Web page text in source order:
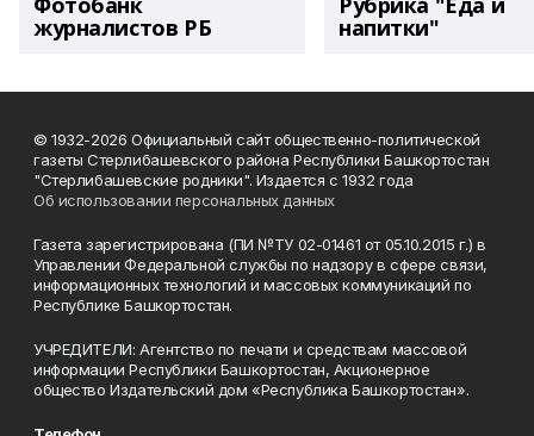
журналистов РБ напитки"
© 1932-2026 Официальный сайт общественно-политической
газеты Стерлибашевского района Республики Башкортостан
"Стерлибашевские родники". Издается с 1932 года
Об использовании персональных данных
Газета зарегистрирована (ПИ №ТУ 02-01461 от 05.10.2015 г.) в
Управлении Федеральной службы по надзору в сфере связи,
информационных технологий и массовых коммуникаций по
Республике Башкортостан.
УЧРЕДИТЕЛИ: Агентство по печати и средствам массовой
информации Республики Башкортостан, Акционерное
общество Издательский дом «Республика Башкортостан».